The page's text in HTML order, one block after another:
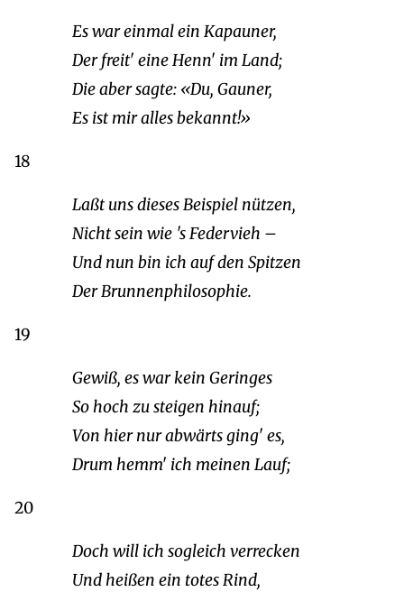
Es war einmal ein Kapauner,
Der freit' eine Henn' im Land;
Die aber sagte: «Du, Gauner,
Es ist mir alles bekannt!»
18
Laßt uns dieses Beispiel nützen,
Nicht sein wie 's Federvieh –
Und nun bin ich auf den Spitzen
Der Brunnenphilosophie.
19
Gewiß, es war kein Geringes
So hoch zu steigen hinauf;
Von hier nur abwärts ging' es,
Drum hemm' ich meinen Lauf;
20
Doch will ich sogleich verrecken
Und heißen ein totes Rind,